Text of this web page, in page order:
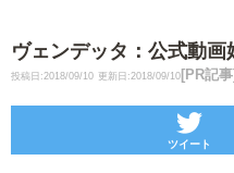
ヴェンデッタ：公式動画
投稿日:2018/09/10 更新日:2018/09/10 [PR記事]
ツイート